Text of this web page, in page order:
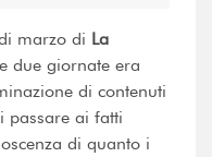
marzo di La
due giornate era
di contenuti
passare ai fatti
di quanto i